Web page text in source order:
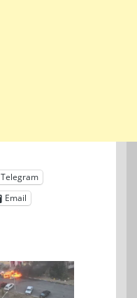
Telegram
Email